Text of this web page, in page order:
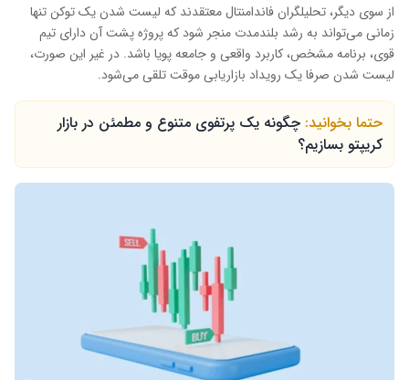
از سوی دیگر، تحلیلگران فاندامنتال معتقدند که لیست شدن یک توکن تنها
زمانی می‌تواند به رشد بلندمدت منجر شود که پروژه پشت آن دارای تیم
قوی، برنامه مشخص، کاربرد واقعی و جامعه پویا باشد. در غیر این صورت،
لیست شدن صرفا یک رویداد بازاریابی موقت تلقی می‌شود.
حتما بخوانید: چگونه یک پرتفوی متنوع و مطمئن در بازار
کریپتو بسازیم؟